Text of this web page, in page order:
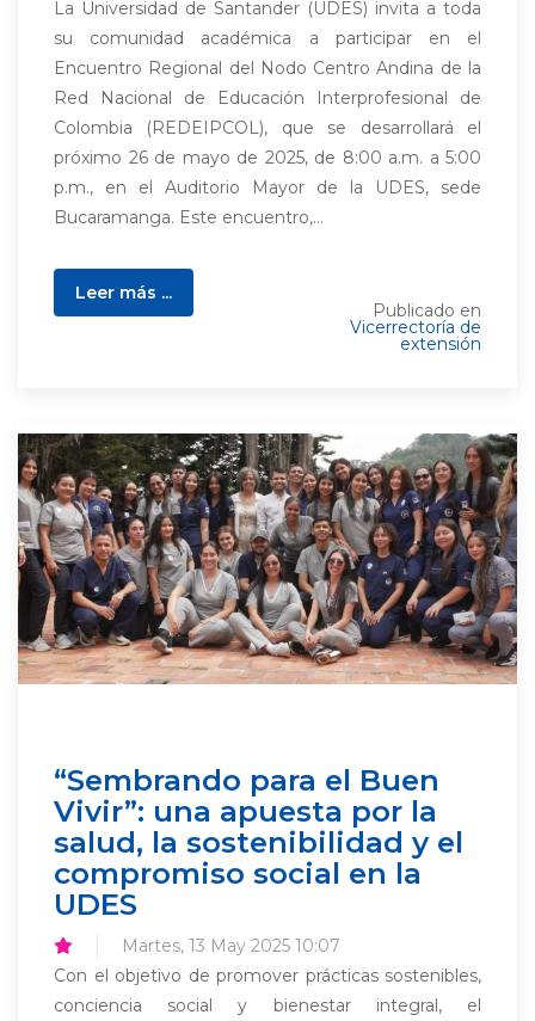
La Universidad de Santander (UDES) invita a toda
su comunidad académica a participar en el
Encuentro Regional del Nodo Centro Andina de la
Red Nacional de Educación Interprofesional de
Colombia (REDEIPCOL), que se desarrollará el
próximo 26 de mayo de 2025, de 8:00 a.m. a 5:00
p.m., en el Auditorio Mayor de la UDES, sede
Bucaramanga. Este encuentro,...
Leer más ...
Publicado en
Vicerrectoría de
extensión
“Sembrando para el Buen
Vivir”: una apuesta por la
salud, la sostenibilidad y el
compromiso social en la
UDES
Martes, 13 May 2025 10:07
Con el objetivo de promover prácticas sostenibles,
conciencia social y bienestar integral, el